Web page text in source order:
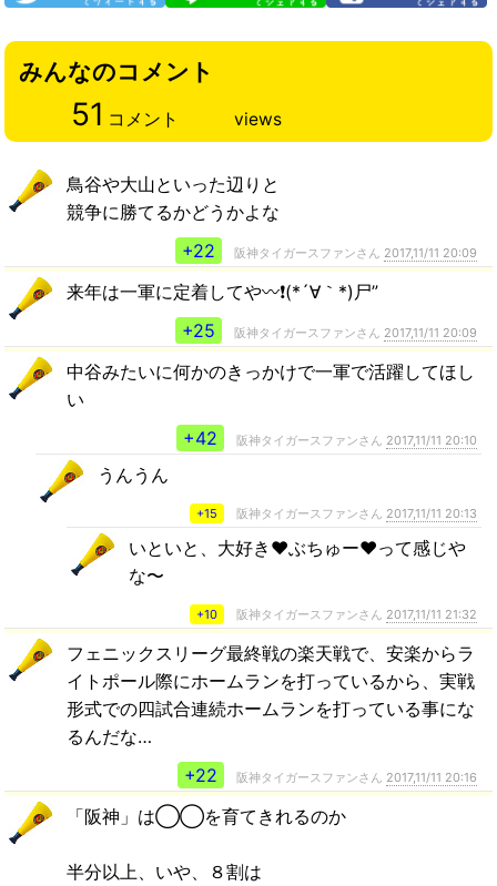
みんなのコメント
51 コメント views
鳥谷や大山といった辺りと
競争に勝てるかどうかよな
+22
阪神タイガースファンさん 2017,11/11 20:09
来年は一軍に定着してや〰️❗(*´∀｀*)尸”
+25
阪神タイガースファンさん 2017,11/11 20:09
中谷みたいに何かのきっかけで一軍で活躍してほし
い
+42
阪神タイガースファンさん 2017,11/11 20:10
うんうん
+15 阪神タイガースファンさん 2017,11/11 20:13
いといと、大好き♥ぶちゅー♥って感じや
な〜
+10 阪神タイガースファンさん 2017,11/11 21:32
フェニックスリーグ最終戦の楽天戦で、安楽からラ
イトポール際にホームランを打っているから、実戦
形式での四試合連続ホームランを打っている事にな
るんだな…
+22
阪神タイガースファンさん 2017,11/11 20:16
「阪神」は◯◯を育てきれるのか
半分以上、いや、８割は